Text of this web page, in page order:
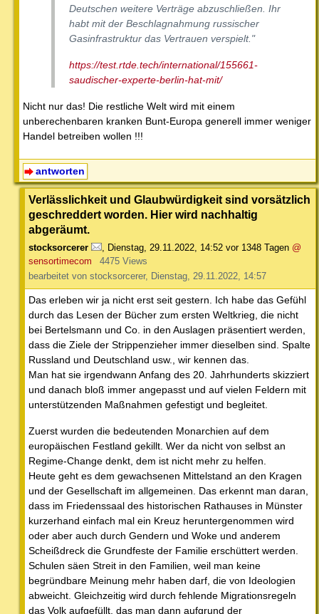
Deutschen weitere Verträge abzuschließen. Ihr
habt mit der Beschlagnahmung russischer
Gasinfrastruktur das Vertrauen verspielt."
https://test.rtde.tech/international/155661-
saudischer-experte-berlin-hat-mit/
Nicht nur das! Die restliche Welt wird mit einem
unberechenbaren kranken Bunt-Europa generell immer weniger
Handel betreiben wollen !!!
antworten
Verlässlichkeit und Glaubwürdigkeit sind vorsätzlich
geschreddert worden. Hier wird nachhaltig
abgeräumt.
stocksorcerer Dienstag, 29.11.2022, 14:52 vor 1348 Tagen @
sensortimecom
4475 Views
bearbeitet von stocksorcerer, Dienstag, 29.11.2022, 14:57
Das erleben wir ja nicht erst seit gestern. Ich habe das Gefühl
durch das Lesen der Bücher zum ersten Weltkrieg, die nicht
bei Bertelsmann und Co. in den Auslagen präsentiert werden,
dass die Ziele der Strippenzieher immer dieselben sind. Spalte
Russland und Deutschland usw., wir kennen das.
Man hat sie irgendwann Anfang des 20. Jahrhunderts skizziert
und danach bloß immer angepasst und auf vielen Feldern mit
unterstützenden Maßnahmen gefestigt und begleitet.
Zuerst wurden die bedeutenden Monarchien auf dem
europäischen Festland gekillt. Wer da nicht von selbst an
Regime-Change denkt, dem ist nicht mehr zu helfen.
Heute geht es dem gewachsenen Mittelstand an den Kragen
und der Gesellschaft im allgemeinen. Das erkennt man daran,
dass im Friedenssaal des historischen Rathauses in Münster
kurzerhand einfach mal ein Kreuz heruntergenommen wird
oder aber auch durch Gendern und Woke und anderem
Scheißdreck die Grundfeste der Familie erschüttert werden.
Schulen säen Streit in den Familien, weil man keine
begründbare Meinung mehr haben darf, die von Ideologien
abweicht. Gleichzeitig wird durch fehlende Migrationsregeln
das Volk aufgefüllt, das man dann aufgrund der